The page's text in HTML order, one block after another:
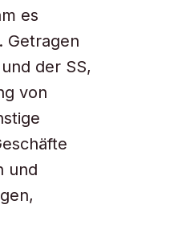
es
Getragen
der SS,
von
und